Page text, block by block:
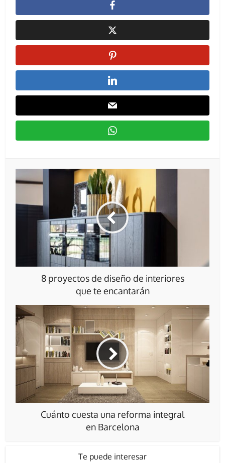
8 proyectos de diseño de interiores
que te encantarán
Cuánto cuesta una reforma integral
en Barcelona
Te puede interesar